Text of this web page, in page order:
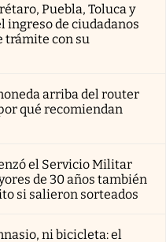
Puebla, Toluca y
ingreso de ciudadanos
trámite con su
arriba del router
qué recomiendan
el Servicio Militar
de 30 años también
si salieron sorteados
ni bicicleta: el